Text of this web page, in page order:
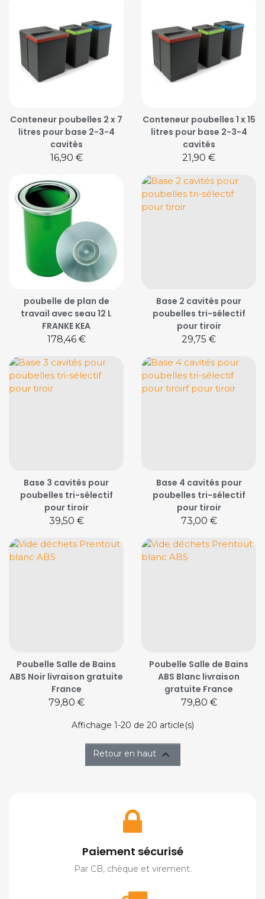
Conteneur poubelles 2 x 7
litres pour base 2-3-4
cavités
Prix
16,90 €
Conteneur poubelles 1 x 15
litres pour base 2-3-4
cavités
Prix
21,90 €
poubelle de plan de
travail avec seau 12 L
FRANKE KEA
Prix
178,46 €
Base 2 cavités pour
poubelles tri-sélectif
pour tiroir
Prix
29,75 €
Base 3 cavités pour
poubelles tri-sélectif
pour tiroir
Prix
39,50 €
Base 4 cavités pour
poubelles tri-sélectif
pour tiroir
Prix
73,00 €
Poubelle Salle de Bains
ABS Noir livraison gratuite
France
Prix
79,80 €
Poubelle Salle de Bains
ABS Blanc livraison
gratuite France
Prix
79,80 €
Affichage 1-20 de 20 article(s)
Retour en haut 
Paiement sécurisé
Par CB, chèque et virement.